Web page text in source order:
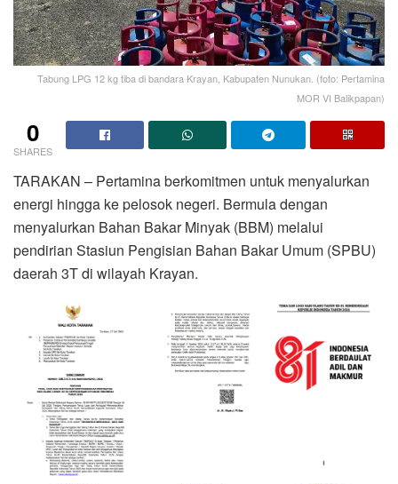
Tabung LPG 12 kg tiba di bandara Krayan, Kabupaten Nunukan. (foto: Pertamina
MOR VI Balikpapan)
0
SHARES
TARAKAN – Pertamina berkomitmen untuk menyalurkan
energi hingga ke pelosok negeri. Bermula dengan
menyalurkan Bahan Bakar Minyak (BBM) melalui
pendirian Stasiun Pengisian Bahan Bakar Umum (SPBU)
daerah 3T di wilayah Krayan.